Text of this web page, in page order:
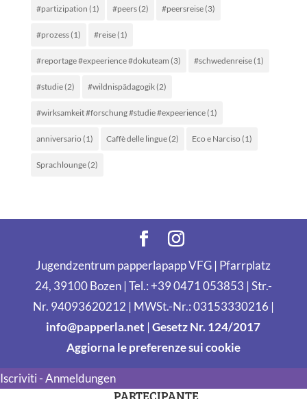
#partizipation (1) #peers(2) #peersreise(3)
#prozess(1) #reise(1)
#reportage #expeerience #dokuteam (3) #schwedenreise(1)
#studie(2) #wildnispädagogik(2)
#wirksamkeit #forschung #studie #expeerience(1)
anniversario (1) Caffè delle lingue(2) Eco e Narciso (1)
Sprachlounge(2)
Jugendzentrum papperlapapp VFG | Pfarrplatz
24, 39100 Bozen | Tel.: +39 0471 053853 | Str.-
Nr. 94093620212 | MWSt.-Nr.: 03153330216 |
info@papperla.net |Gesetz Nr. 124/2017
Aggiorna le preferenze sui cookie
Iscriviti - Anmeldungen
PARTECIPANTE